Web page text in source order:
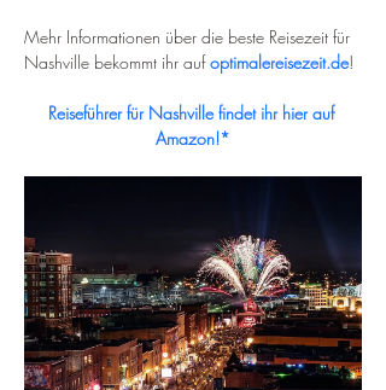
Mehr Informationen über die beste Reisezeit für
Nashville bekommt ihr auf optimalereisezeit.de!
Reiseführer für Nashville findet ihr hier auf
Amazon!*